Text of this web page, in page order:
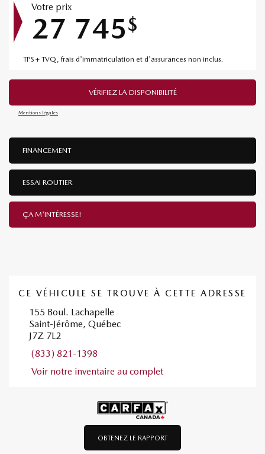
OBTENEZ LE RAPPORT
Votre prix
27 745$
TPS + TVQ, frais d'immatriculation et d'assurances non inclus.
VÉRIFIEZ LA DISPONIBILITÉ
Mentions légales
FINANCEMENT
ESSAI ROUTIER
ÇA M'INTÉRESSE!
CE VÉHICULE SE TROUVE À CETTE ADRESSE
155 Boul. Lachapelle
Saint-Jérôme, Québec
J7Z 7L2
(833) 821-1398
Voir notre inventaire au complet